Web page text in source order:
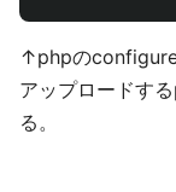
↑phpのconfigure
アップロードす
る。